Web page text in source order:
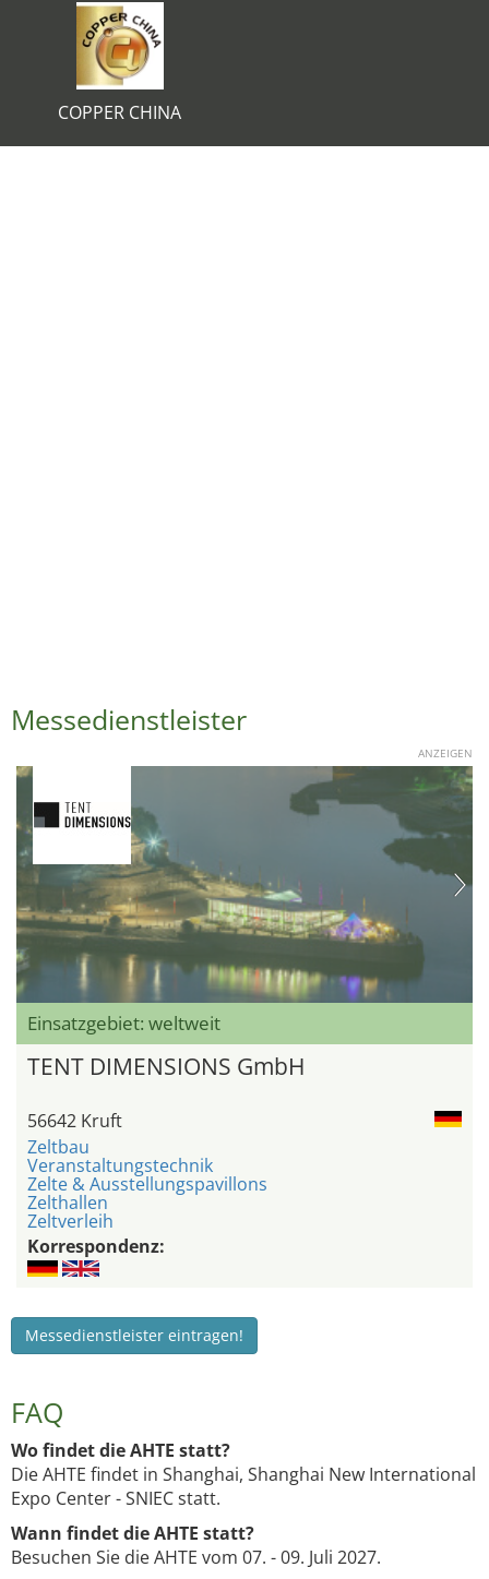
COPPER CHINA
Messedienstleister
ANZEIGEN
Einsatzgebiet: weltweit
TENT DIMENSIONS GmbH
56642 Kruft
Zeltbau
Veranstaltungstechnik
Zelte & Ausstellungspavillons
Zelthallen
Zeltverleih
Korrespondenz:
Messedienstleister eintragen!
FAQ
Wo findet die AHTE statt?
Die AHTE findet in Shanghai, Shanghai New International
Expo Center - SNIEC statt.
Wann findet die AHTE statt?
Besuchen Sie die AHTE vom 07. - 09. Juli 2027.